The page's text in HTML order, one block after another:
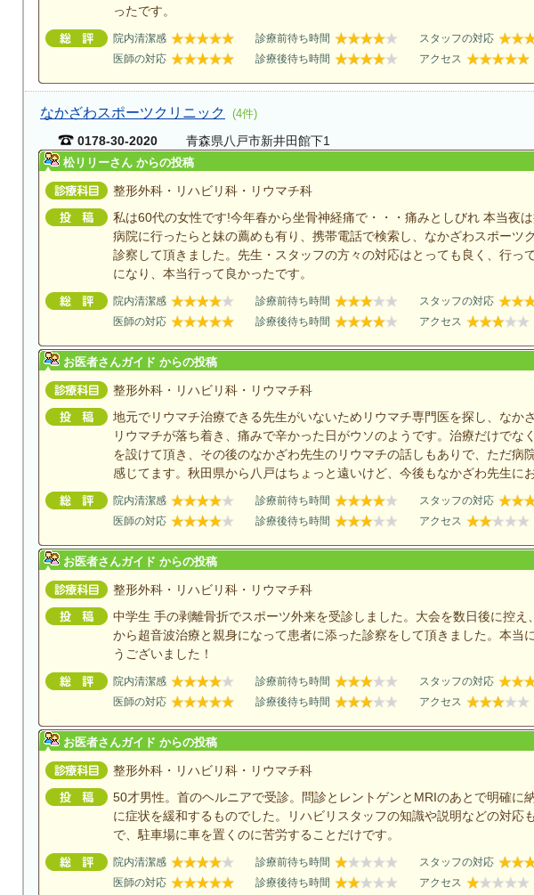
ったです。
院内清潔感 診療前待ち時間
スタッフの対応
医師の対応
診療後待ち時間 アクセス
なかざわスポーツクリニック (4件)
0178-30-2020 青森県八戸市新井田館下1
松リリーさん からの投稿
整形外科・リハビリ科・リウマチ科
私は60代の女性です!今年春から坐骨神経痛で・・・痛みとしびれ 本当夜
病院に行ったらと妹の薦めも有り、携帯電話で検索し、なかざわスポーツ
診察して頂きました。先生・スタッフの方々の対応はとっても良く、行っ
になり、本当行って良かったです。
院内清潔感 診療前待ち時間
スタッフの対応
医師の対応
診療後待ち時間 アクセス
お医者さんガイド からの投稿
整形外科・リハビリ科・リウマチ科
地元でリウマチ治療できる先生がいないためリウマチ専門医を探し、な
リウマチが落ち着き、痛みで辛かった日がウソのようです。治療だけで
を設けて頂き、その後のなかざわ先生のリウマチの話しもありで、ただ病
感じてます。秋田県から八戸はちょっと遠いけど、今後もなかざわ先生に
院内清潔感 診療前待ち時間
スタッフの対応
医師の対応
診療後待ち時間 アクセス
お医者さんガイド からの投稿
整形外科・リハビリ科・リウマチ科
中学生 手の剥離骨折でスポーツ外来を受診しました。大会を数日後に控
から超音波治療と親身になって患者に添った診察をして頂きました。本当
うございました！
院内清潔感 診療前待ち時間
スタッフの対応
医師の対応
診療後待ち時間 アクセス
お医者さんガイド からの投稿
整形外科・リハビリ科・リウマチ科
50才男性。首のヘルニアで受診。問診とレントゲンとMRIのあとで明確
に症状を緩和するものでした。リハビリスタッフの知識や説明などの対応
で、駐車場に車を置くのに苦労することだけです。
院内清潔感 診療前待ち時間
スタッフの対応
医師の対応
診療後待ち時間 アクセス